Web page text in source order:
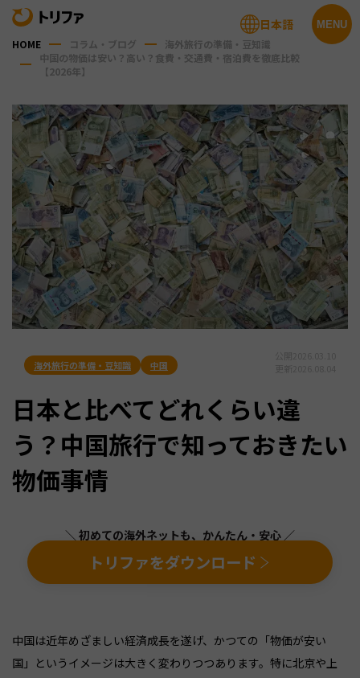
MENU
日本語
HOME コラム・ブログ
海外旅行の準備・豆知識
中国の物価は安い？高い？食費・交通費・宿泊費を徹底比較
【2026年】
海外旅行の準備・豆知識 中国
日本と比べてどれくらい違
う？中国旅行で知っておきたい
物価事情
＼ 初めての海外ネットも、かんたん・安心 ／
トリファをダウンロード
中国は近年めざましい経済成長を遂げ、かつての「物価が安い
国」というイメージは大きく変わりつつあります。特に北京や上